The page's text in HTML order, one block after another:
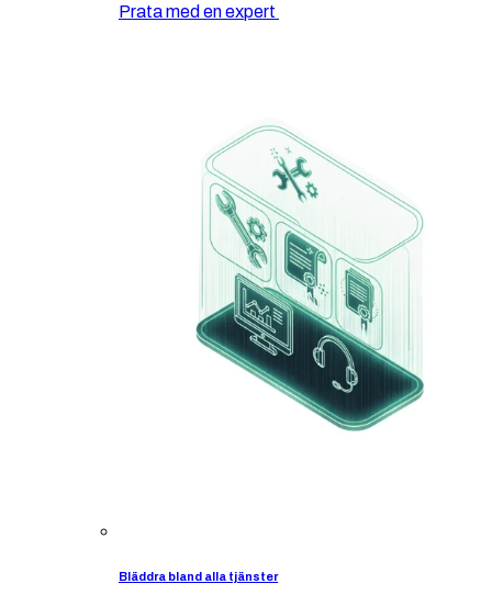
Prata med en expert
Bläddra bland alla tjänster